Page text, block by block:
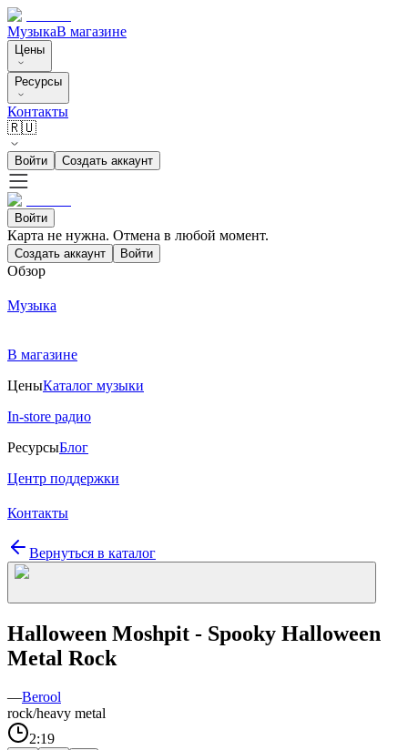
МузыкаВ магазине
Цены
Ресурсы
Контакты
🇷🇺
Войти Создать аккаунт
Войти
Карта не нужна. Отмена в любой момент.
Создать аккаунт Войти
Обзор
Музыка
В магазине
ЦеныКаталог музыки
In-store радио
РесурсыБлог
Центр поддержки
Контакты
Вернуться в каталог
Halloween Moshpit - Spooky Halloween
Metal Rock
—Berool
rock/heavy metal
2:19